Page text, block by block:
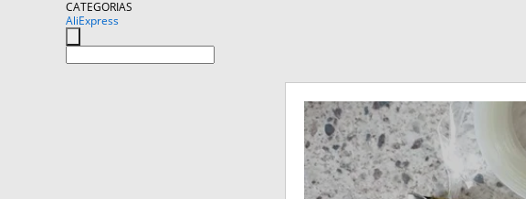
CATEGORIAS
AliExpress